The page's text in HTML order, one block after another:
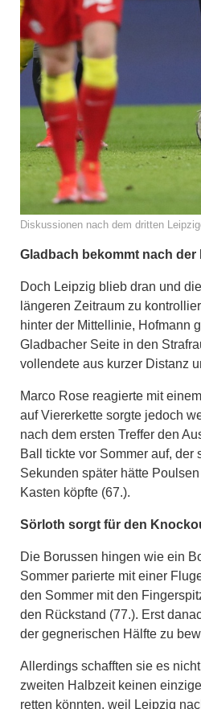
Diskussionen nach dem dritten
Gladbach bekommt nach
Doch Leipzig blieb dran und
längeren Zeitraum zu
hinter der Mittellinie, Hofmann
Gladbacher Seite in den
vollendete aus kurzer Distanz
Marco Rose reagierte mit
auf Viererkette sorgte jedoch
nach dem ersten Treffer den
Ball tickte vor Sommer auf,
Sekunden später hätte
Kasten köpfte (67.).
Sörloth sorgt für den
Die Borussen hingen wie ein
Sommer parierte mit einer
den Sommer mit den
den Rückstand (77.). Erst
der gegnerischen Hälfte zu
Allerdings schafften sie es
zweiten Halbzeit keinen
retten könnten, weil Leipzig